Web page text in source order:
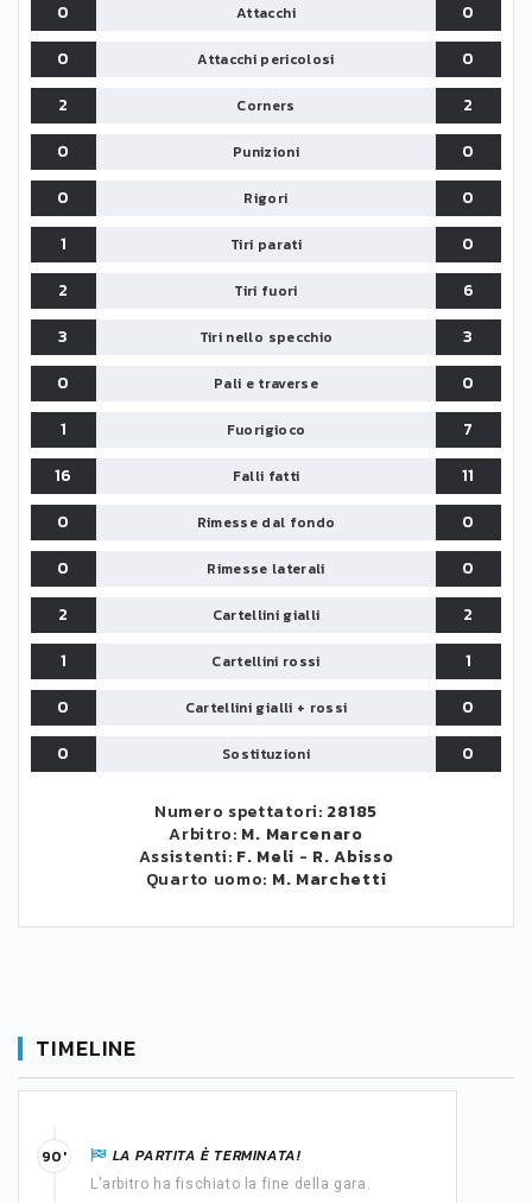
0 Attacchi
0
0
Attacchi pericolosi
0
2
Corners
2
0
Punizioni
0
0
Rigori
0
1
Tiri parati
0
2
Tiri fuori
6
3
Tiri nello specchio
3
0
Pali e traverse
0
1
Fuorigioco
7
16
Falli fatti
11
0
Rimesse dal fondo
0
0
Rimesse laterali
0
2
Cartellini gialli
2
1
Cartellini rossi
1
0
Cartellini gialli + rossi
0
0
Sostituzioni 0
Numero spettatori: 28185
Arbitro: M. Marcenaro
Assistenti: F. Meli - R. Abisso
Quarto uomo: M. Marchetti
TIMELINE
LA PARTITA È TERMINATA!
L'arbitro ha fischiato la fine della gara.
90'